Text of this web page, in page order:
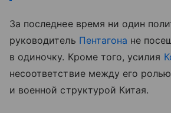
За последнее время ни один
руководитель Пентагона не
в одиночку. Кроме того, усилия
несоответствие между его
и военной структурой Китая.